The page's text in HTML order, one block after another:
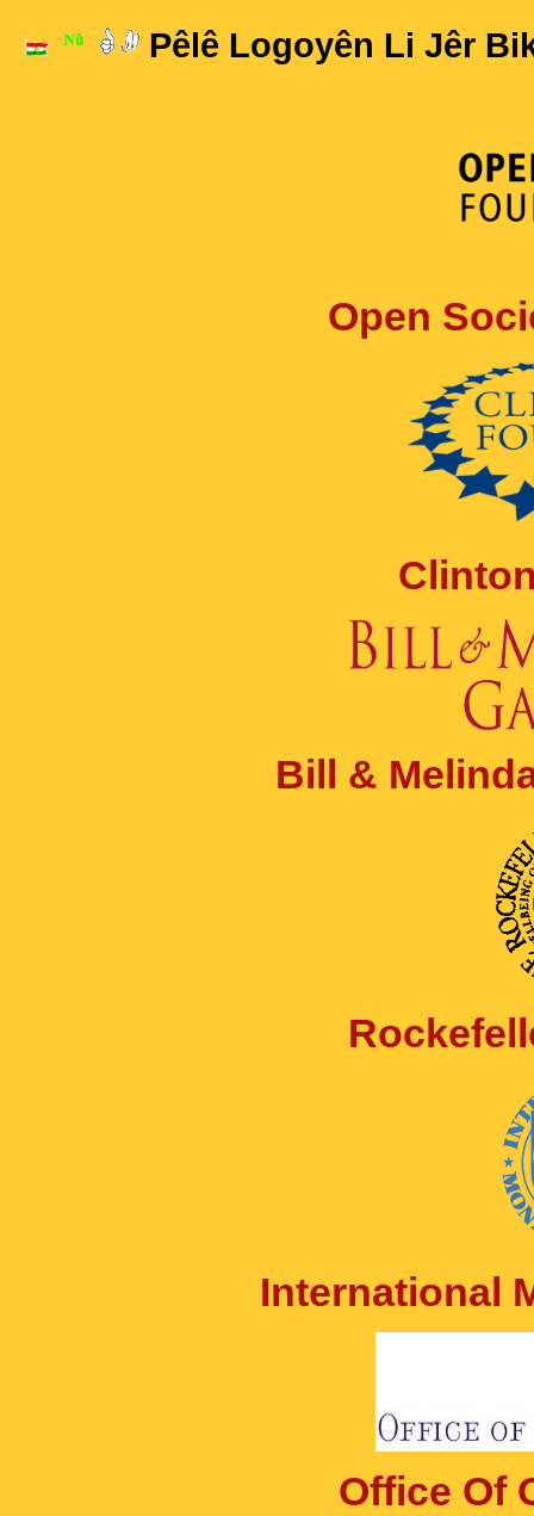
Pêlê Logoyên Li Jêr
Open
Bill &
International
Office Of